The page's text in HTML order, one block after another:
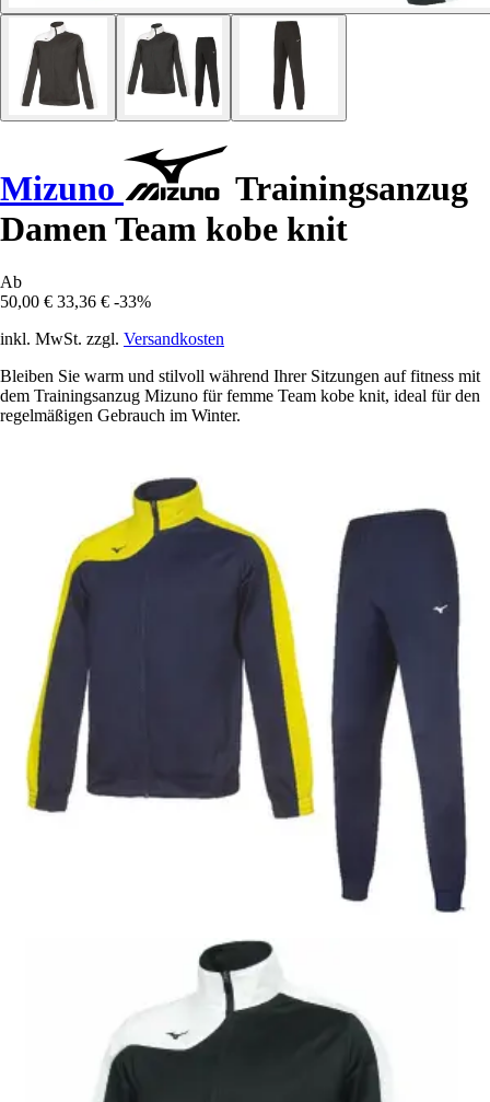
Mizuno
Trainingsanzug
Damen Team kobe knit
Ab
50,00 € 33,36 € -33%
inkl. MwSt. zzgl. Versandkosten
Bleiben Sie warm und stilvoll während Ihrer Sitzungen auf fitness mit
dem Trainingsanzug Mizuno für femme Team kobe knit, ideal für den
regelmäßigen Gebrauch im Winter.